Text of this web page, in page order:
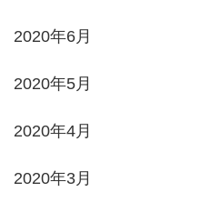
2020年6月
2020年5月
2020年4月
2020年3月